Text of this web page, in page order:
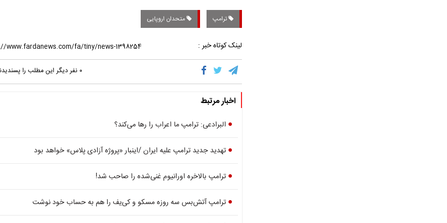
ترامپ متحدان اروپایی
لینک کوتاه خبر :
۰ نفر دیگر این مطلب را
اخبار مرتبط
البرادعی: ترامپ ما اعراب را رها می‌کند؟
تهدید جدید ترامپ علیه ایران /اینبار «پروژه آزادی پلاس» خواهد بود
ترامپ بالاخره اورانیوم غنی‌شده را صاحب شد!
ترامپ آتش‌بس سه‌ روزه مسکو و کی‌یف را هم به حساب خود نوشت